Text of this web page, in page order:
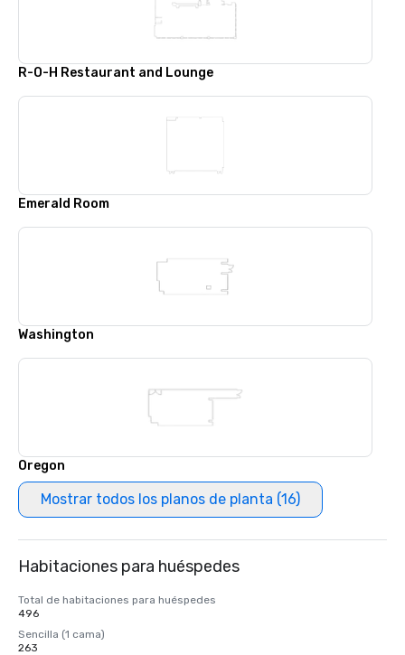
R-O-H Restaurant and Lounge
Emerald Room
Washington
Oregon
Mostrar todos los planos de planta (16)
Habitaciones para huéspedes
Total de habitaciones para huéspedes
496
Sencilla (1 cama)
263